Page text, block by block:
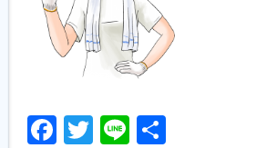
Facebook
Twitter
Line